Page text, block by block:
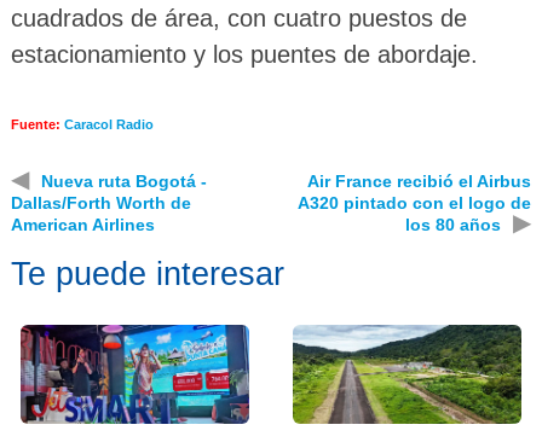
cuadrados de área, con cuatro puestos de
estacionamiento y los puentes de abordaje.
Fuente: Caracol Radio
◀
Nueva ruta Bogotá -
Dallas/Forth Worth de
American Airlines
Air France recibió el Airbus
A320 pintado con el logo de
los 80 años
▶
Te puede interesar